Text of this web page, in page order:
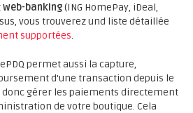
web-banking(ING HomePay, iDeal,
vous trouverez und liste détaillée
supportées.
permet aussi la capture,
d'une transaction depuis le
donc gérer les paiements directement
de votre boutique. Cela